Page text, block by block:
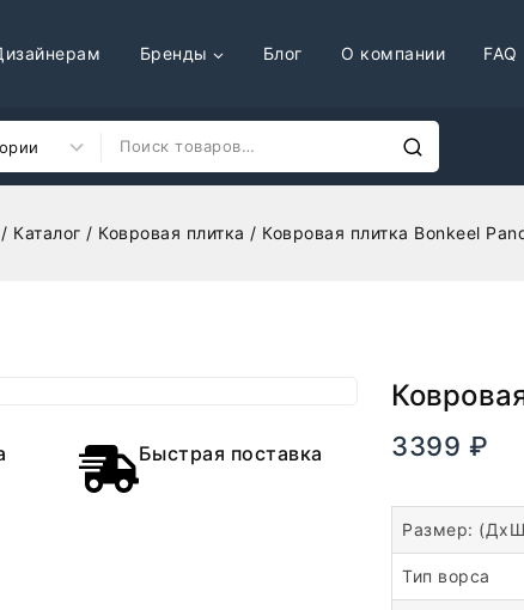
Бренды Блог О компании FAQ
/ Каталог / Ковровая плитка / Ковровая плитка Bonkeel
Быстрая поставка 3399 ₽ В
Размер:
Тип ворса